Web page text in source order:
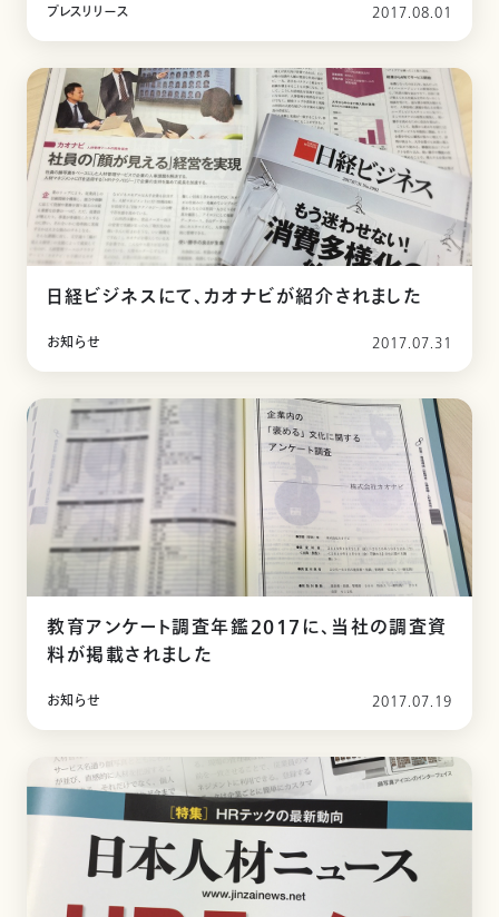
プレスリリース 2017.08.01
日経ビジネスにて、カオナビが紹介されました
お知らせ 2017.07.31
教育アンケート調査年鑑2017に、当社の調査資
料が掲載されました
お知らせ 2017.07.19